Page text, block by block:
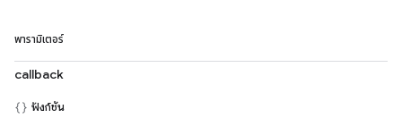
พารามิเตอร์
callback
ฟังก์ชัน